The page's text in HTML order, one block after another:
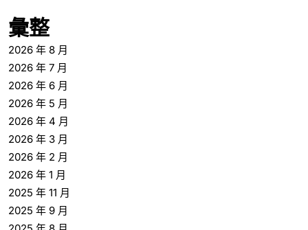
彙整
2026 年 8 月
2026 年 7 月
2026 年 6 月
2026 年 5 月
2026 年 4 月
2026 年 3 月
2026 年 2 月
2026 年 1 月
2025 年 11 月
2025 年 9 月